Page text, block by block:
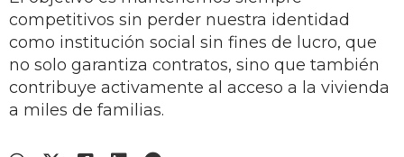
competitivos sin perder nuestra identidad
como institución social sin fines de lucro, que
no solo garantiza contratos, sino que también
contribuye activamente al acceso a la vivienda
a miles de familias.